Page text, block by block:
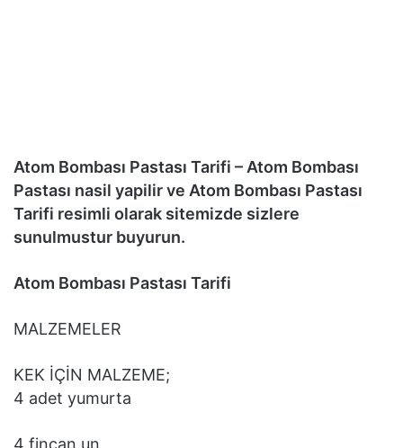
Atom Bombası Pastası Tarifi – Atom Bombası
Pastası nasil yapilir ve Atom Bombası Pastası
Tarifi resimli olarak sitemizde sizlere
sunulmustur buyurun.
Atom Bombası Pastası Tarifi
MALZEMELER
KEK İÇİN MALZEME;
4 adet yumurta
4 fincan un